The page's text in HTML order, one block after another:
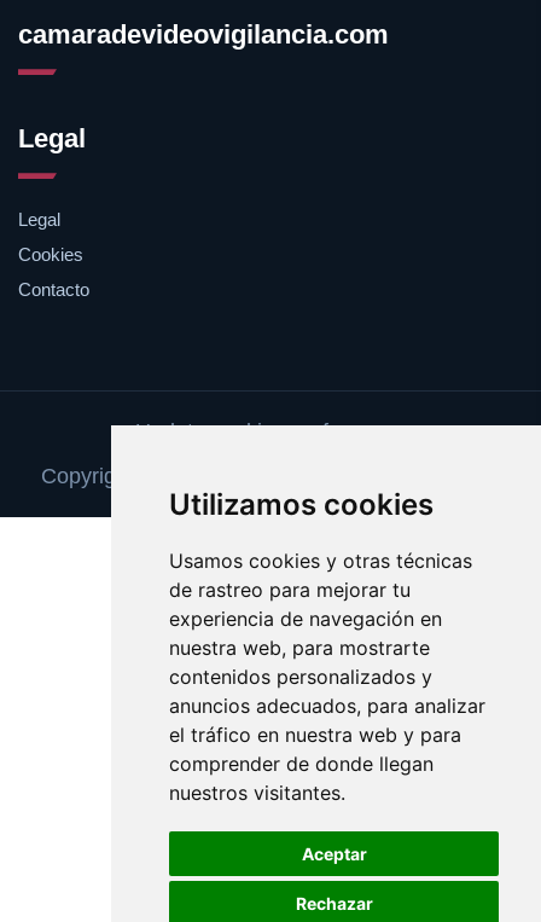
Utilizamos cookies
Usamos cookies y otras técnicas
de rastreo para mejorar tu
experiencia de navegación en
nuestra web, para mostrarte
contenidos personalizados y
anuncios adecuados, para analizar
el tráfico en nuestra web y para
comprender de donde llegan
nuestros visitantes.
Aceptar
Rechazar
camaradevideovigilancia.com
Legal
Legal
Cookies
Contacto
Update cookies preferences
Copyright © 2026 camaradevideovigilancia.com